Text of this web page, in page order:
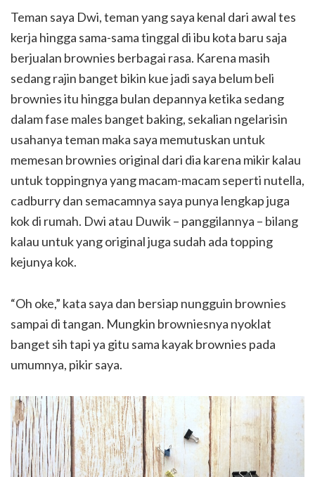
Teman saya Dwi, teman yang saya kenal dari awal tes
kerja hingga sama-sama tinggal di ibu kota baru saja
berjualan brownies berbagai rasa. Karena masih
sedang rajin banget bikin kue jadi saya belum beli
brownies itu hingga bulan depannya ketika sedang
dalam fase males banget baking, sekalian ngelarisin
usahanya teman maka saya memutuskan untuk
memesan brownies original dari dia karena mikir kalau
untuk toppingnya yang macam-macam seperti nutella,
cadburry dan semacamnya saya punya lengkap juga
kok di rumah. Dwi atau Duwik – panggilannya – bilang
kalau untuk yang original juga sudah ada topping
kejunya kok.
“Oh oke,” kata saya dan bersiap nungguin brownies
sampai di tangan. Mungkin browniesnya nyoklat
banget sih tapi ya gitu sama kayak brownies pada
umumnya, pikir saya.